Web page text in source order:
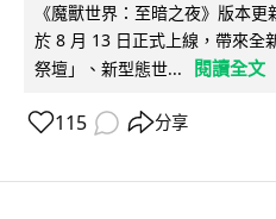
《魔獸世界：至暗之夜》版本
於 8 月 13 日正式上線，帶來全
祭壇」、新型態世...
閱讀全文
115 分享